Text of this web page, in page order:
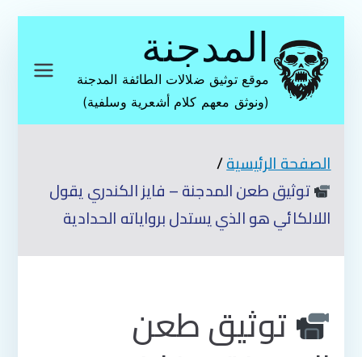
المحتوى
المدجنة
موقع توثيق ضلالات الطائفة المدجنة
(ونوثق معهم كلام أشعرية وسلفية)
الصفحة الرئيسية
توثيق طعن المدجنة – فايز الكندري يقول
اللالكائي هو الذي يستدل برواياته الحدادية
توثيق طعن